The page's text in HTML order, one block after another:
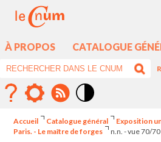
À PROPOS CATALOGUE
élévé
Accueil Catalogue général
Exposition
Paris. - Le maître de forges
n.n. - vue 70/70